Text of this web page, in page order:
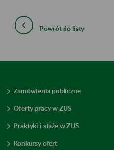
Powrót do listy
Zamówienia publiczne
Oferty pracy w ZUS
Praktyki i staże w ZUS
Konkursy ofert